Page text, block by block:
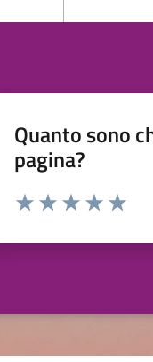
Quanto sono
pagina?
Valuta da 1 a 5 stelle la